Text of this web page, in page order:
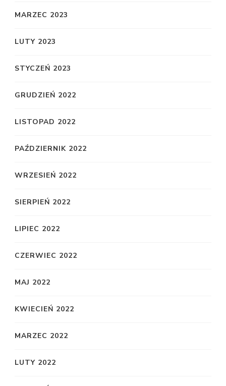
MARZEC 2023
LUTY 2023
STYCZEŃ 2023
GRUDZIEŃ 2022
LISTOPAD 2022
PAŹDZIERNIK 2022
WRZESIEŃ 2022
SIERPIEŃ 2022
LIPIEC 2022
CZERWIEC 2022
MAJ 2022
KWIECIEŃ 2022
MARZEC 2022
LUTY 2022